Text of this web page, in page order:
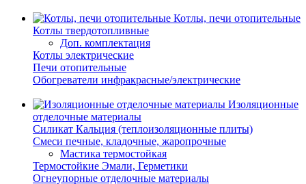
Котлы, печи отопительные
Котлы твердотопливные
Доп. комплектация
Котлы электрические
Печи отопительные
Обогреватели инфракрасные/электрические
Изоляционные
отделочные материалы
Силикат Кальция (теплоизоляционные плиты)
Смеси печные, кладочные, жаропрочные
Мастика термостойкая
Термостойкие Эмали, Герметики
Огнеупорные отделочные материалы